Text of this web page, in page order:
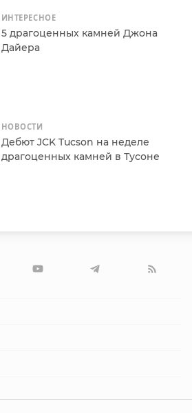
ИНТЕРЕСНОЕ
5 драгоценных камней Джона
Дайера
НОВОСТИ
Дебют JCK Tucson на неделе
драгоценных камней в Тусоне